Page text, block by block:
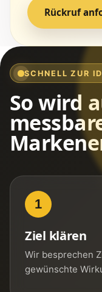
Rückruf
SCHNELL ZUR
So wird
1
Ziel klären
Wir besprechen
gewünschte